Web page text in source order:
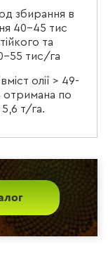
збирання в
40-45 тис
та
55 тис/га
олії > 49-
отримана по
т/га.